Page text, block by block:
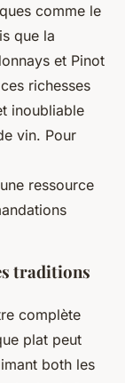
comme le
que la
et Pinot
richesses
inoubliable
vin. Pour
ressource
traditions
complète
plat peut
both les